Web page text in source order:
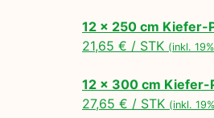
12 x 250 cm Kiefer-
21,65 € / STK (inkl.
12 x 300 cm Kiefer-
27,65 € / STK (inkl.